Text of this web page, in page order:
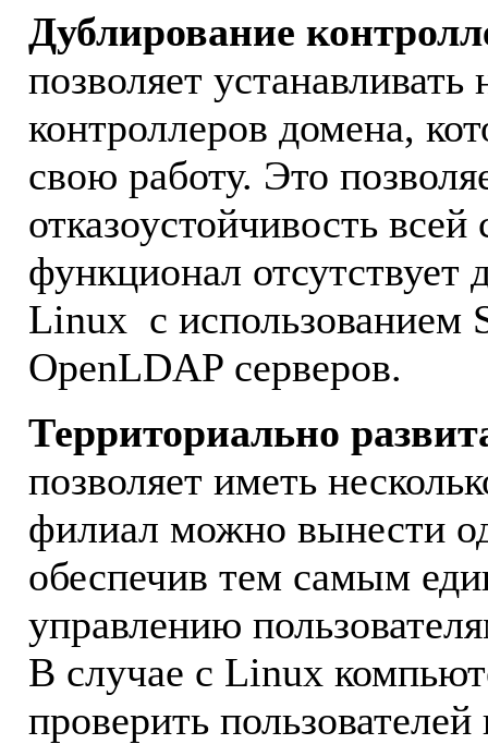
Дублирование
позволяет
контроллеров домена,
свою работу. Это
отказоустойчивость
функционал отсутствует
Linux с использованием
OpenLDAP серверов.
Территориально
позволяет иметь
филиал можно вынести
обеспечив тем самым
управлению
В случае с Linux
проверить